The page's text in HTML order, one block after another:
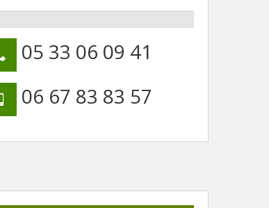
05 33 06 09 41
06 67 83 83 57